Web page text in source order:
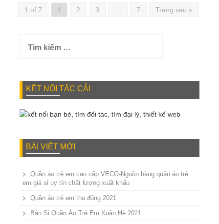
1 of 7 1 2 3 7 Trang sau »
kiếm
KẾT NỐI TẤC CẢ!
BÀI VIẾT MỚI
Quần áo trẻ em cao cấp VECO-Nguồn hàng quần áo trẻ
em giá sỉ uy tín chất lượng xuất khẩu
Quần áo trẻ em thu đông 2021
Bán Sỉ Quần Áo Trẻ Em Xuân Hè 2021